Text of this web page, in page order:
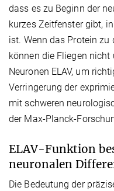
dass es zu Beginn der
kurzes Zeitfenster gibt,
ist. Wenn das Protein
können die Fliegen nicht
Neuronen ELAV, um
Verringerung der
mit schweren
der Max-Planck-
ELAV-Funktion
neuronalen
Die Bedeutung der